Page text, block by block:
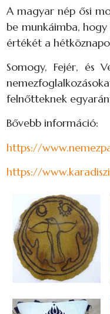
A magyar nép ősi
be munkáimba,
értékét a
Somogy, Fejér, és
felnőtteknek
Bővebb információ:
https://
https://